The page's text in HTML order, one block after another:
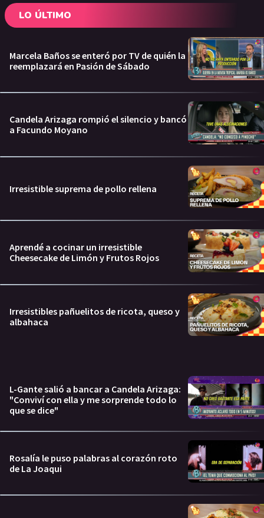
LO ÚLTIMO
Marcela Baños se enteró por TV de quién la
reemplazará en Pasión de Sábado
Candela Arizaga rompió el silencio y bancó
a Facundo Moyano
Irresistible suprema de pollo rellena
Aprendé a cocinar un irresistible
Cheesecake de Limón y Frutos Rojos
Irresistibles pañuelitos de ricota, queso y
albahaca
L-Gante salió a bancar a Candela Arizaga:
"Conviví con ella y me sorprende todo lo
que se dice"
Rosalía le puso palabras al corazón roto
de La Joaqui